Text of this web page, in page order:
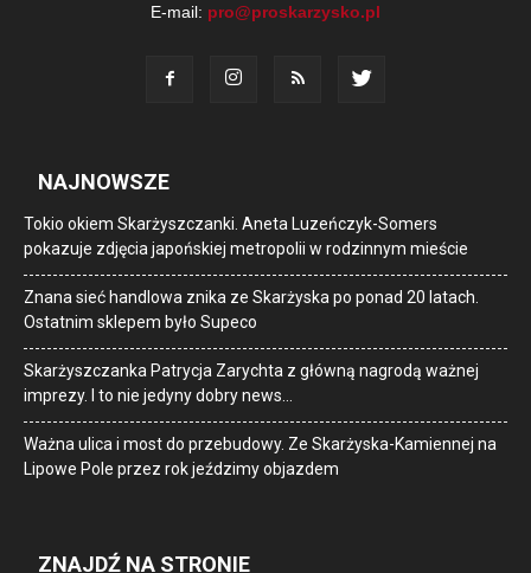
E-mail: pro@proskarzysko.pl
NAJNOWSZE
Tokio okiem Skarżyszczanki. Aneta Luzeńczyk-Somers
pokazuje zdjęcia japońskiej metropolii w rodzinnym mieście
Znana sieć handlowa znika ze Skarżyska po ponad 20 latach.
Ostatnim sklepem było Supeco
Skarżyszczanka Patrycja Zarychta z główną nagrodą ważnej
imprezy. I to nie jedyny dobry news…
Ważna ulica i most do przebudowy. Ze Skarżyska-Kamiennej na
Lipowe Pole przez rok jeździmy objazdem
ZNAJDŹ NA STRONIE